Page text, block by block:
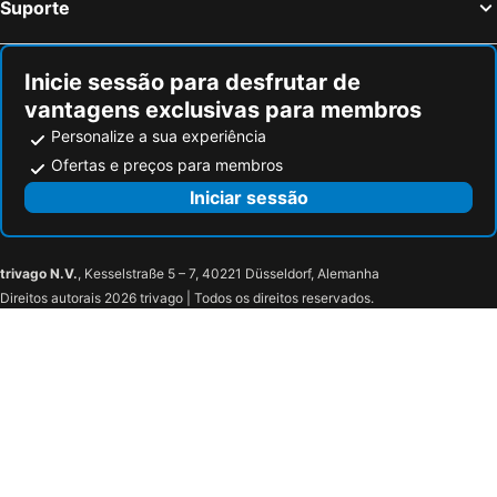
Bloomsbury
Earls Court
Stratford Station
Tottenham
Marylebone
Bayswater
Russell Square
British Airways London Eye
Battersea
Old Trafford Football Stadium
Mayfair
Rugby Art Gallery and Museum
Coombe Country Park
Coventry Airport
City of Coventry Stadium
Coventry Cathedral
Herbert Lady's Garden
Lady Godiva
Transport Museum
Suporte
Inicie sessão para desfrutar de
vantagens exclusivas para membros
Personalize a sua experiência
Ofertas e preços para membros
Iniciar sessão
trivago N.V., Kesselstraße 5 – 7, 40221 Düsseldorf, Alemanha
Direitos autorais 2026 trivago | Todos os direitos reservados.